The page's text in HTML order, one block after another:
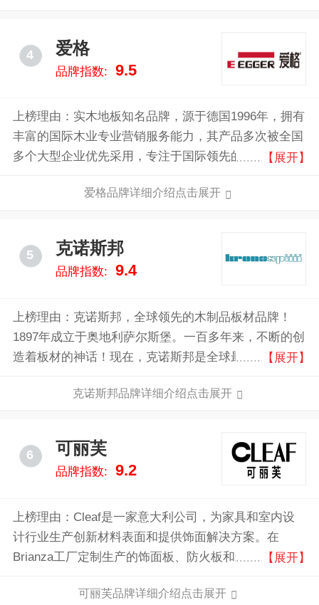
4 爱格
品牌指数: 9.5
上榜理由：实木地板知名品牌，源于德国1996年，拥有
丰富的国际木业专业营销服务能力，其产品多次被全国
多个大型企业优先采用，专注于国际领先的德国及全球
【展开】
爱格品牌详细介绍点击展开
5 克诺斯邦
品牌指数: 9.4
上榜理由：克诺斯邦，全球领先的木制品板材品牌！
1897年成立于奥地利萨尔斯堡。一百多年来，不断的创
造着板材的神话！现在，克诺斯邦是全球最大的板材生
兰、捷克、卢深堡、俄罗斯等国家拥有50多家大型木制
【展开】
克诺斯邦品牌详细介绍点击展开
6 可丽芙
品牌指数: 9.2
上榜理由：Cleaf是一家意大利公司，为家具和室内设
计行业生产创新材料表面和提供饰面解决方案。在
Brianza工厂定制生产的饰面板、防火板和封边条，由
【展开】
可丽芙品牌详细介绍点击展开